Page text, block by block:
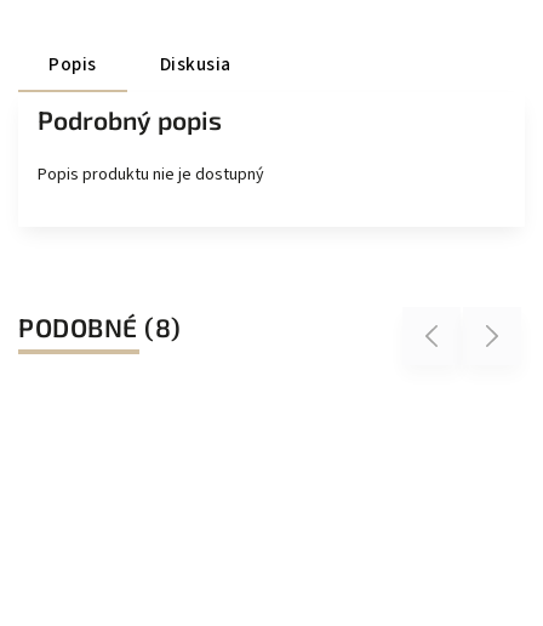
Popis Diskusia
Podrobný popis
Popis produktu nie je dostupný
PODOBNÉ (8) Previous Next